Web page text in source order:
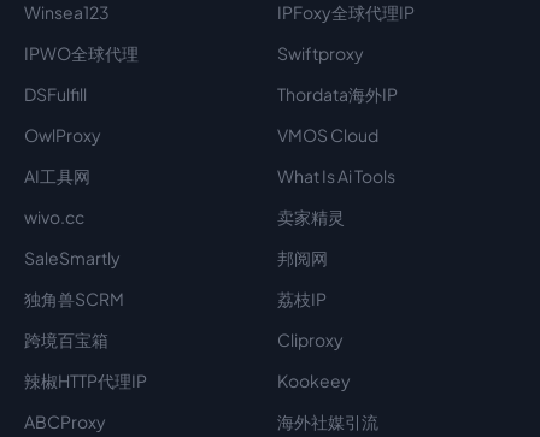
Winsea123
IPFoxy全球代理IP
IPWO全球代理
Swiftproxy
DSFulfill
Thordata海外IP
OwlProxy
VMOS Cloud
AI工具网
What Is Ai Tools
wivo.cc
卖家精灵
SaleSmartly
邦阅网
独角兽SCRM
荔枝IP
跨境百宝箱
Cliproxy
辣椒HTTP代理IP
Kookeey
ABCProxy
海外社媒引流